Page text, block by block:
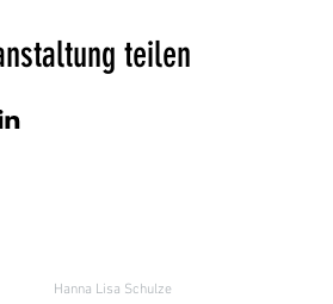
teilen
Hanna Lisa Schulze